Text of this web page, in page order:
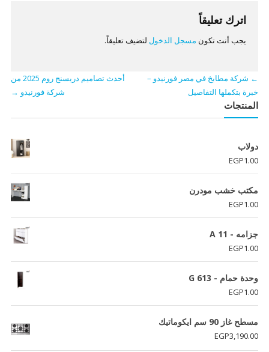
اترك تعليقاً
يجب أنت تكون مسجل الدخول لتضيف تعليقاً.
← شركة مطابخ في مصر فورنيدو –
خبرة بتكملها التفاصيل
أحدث تصاميم دريسنج روم 2025 من
شركة فورنيدو →
المنتجات
دولاب
EGP1.00
مكتب خشب مودرن
EGP1.00
جزامه - A 11
EGP1.00
وحدة حمام - G 613
EGP1.00
مسطح غاز 90 سم ايكوماتيك
EGP3,190.00